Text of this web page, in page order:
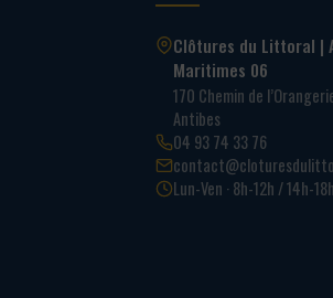
Clôtures du Littoral |
Maritimes 06
170 Chemin de
Antibes
04 93 74 33 76
Lun-Ven · 8h-12h / 14h-18h